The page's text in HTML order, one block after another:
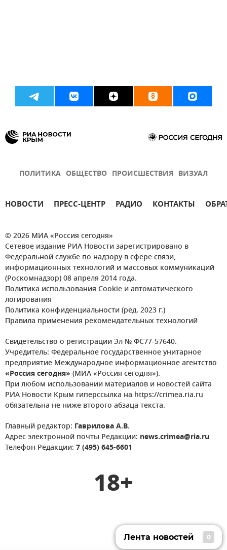
ПОЛИТИКА ОБЩЕСТВО ПРОИСШЕСТВИЯ ВИЗУАЛ
НОВОСТИ ПРЕСС-ЦЕНТР РАДИО КОНТАКТЫ
© 2026 МИА «Россия сегодня»
Сетевое издание РИА Новости зарегистрировано в
Федеральной службе по надзору в сфере связи,
информационных технологий и массовых коммуникаций
(Роскомнадзор) 08 апреля 2014 года.
Политика использования Cookie и автоматического
логирования
Политика конфиденциальности (ред. 2023 г.)
Правила применения рекомендательных технологий
Свидетельство о регистрации Эл № ФС77-57640.
Учредитель: Федеральное государственное унитарное
предприятие Международное информационное агентство
«Россия сегодня» (МИА «Россия сегодня»).
При любом использовании материалов и новостей сайта
РИА Новости Крым гиперссылка на https://crimea.ria.ru
обязательна не ниже второго абзаца текста.
Главный редактор: Гаврилова А.В.
Адрес электронной почты Редакции: news.crimea@ria.ru
Телефон Редакции: 7 (495) 645-6601
18+
Лента новостей 0